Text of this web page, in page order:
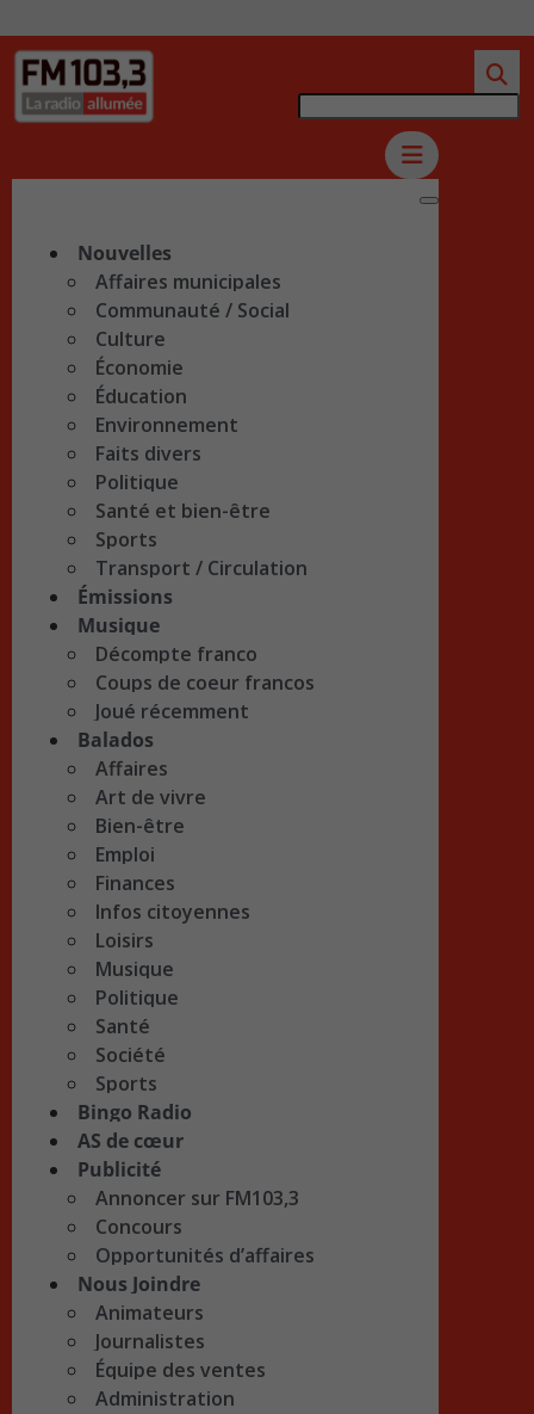
Nouvelles
Affaires municipales
Communauté / Social
Culture
Économie
Éducation
Environnement
Faits divers
Politique
Santé et bien-être
Sports
Transport / Circulation
Émissions
Musique
Décompte franco
Coups de coeur francos
Joué récemment
Balados
Affaires
Art de vivre
Bien-être
Emploi
Finances
Infos citoyennes
Loisirs
Musique
Politique
Santé
Société
Sports
Bingo Radio
AS de cœur
Publicité
Annoncer sur FM103,3
Concours
Opportunités d’affaires
Nous Joindre
Animateurs
Journalistes
Équipe des ventes
Administration